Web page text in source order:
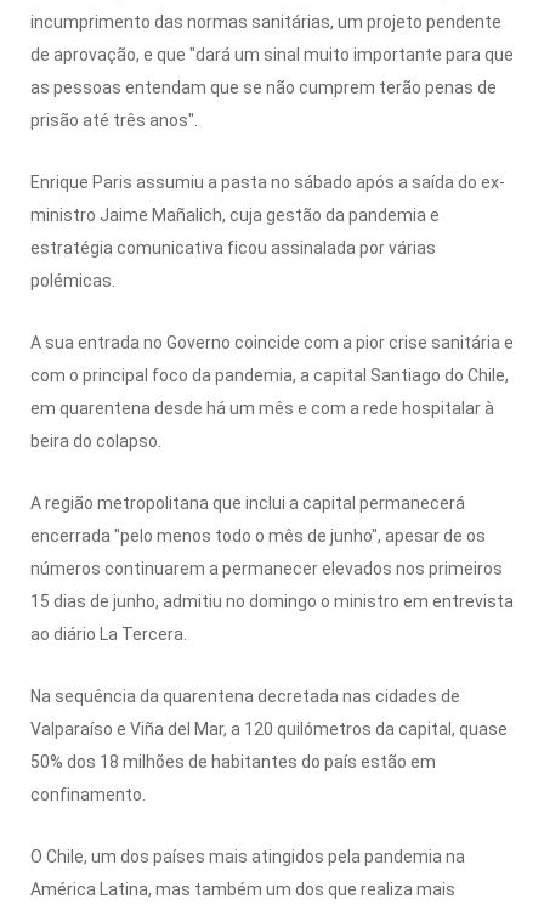
incumprimento das normas sanitárias, um projeto pendente
de aprovação, e que "dará um sinal muito importante para que
as pessoas entendam que se não cumprem terão penas de
prisão até três anos".
Enrique Paris assumiu a pasta no sábado após a saída do ex-
ministro Jaime Mañalich, cuja gestão da pandemia e
estratégia comunicativa ficou assinalada por várias
polémicas.
A sua entrada no Governo coincide com a pior crise sanitária e
com o principal foco da pandemia, a capital Santiago do Chile,
em quarentena desde há um mês e com a rede hospitalar à
beira do colapso.
A região metropolitana que inclui a capital permanecerá
encerrada "pelo menos todo o mês de junho", apesar de os
números continuarem a permanecer elevados nos primeiros
15 dias de junho, admitiu no domingo o ministro em entrevista
ao diário La Tercera.
Na sequência da quarentena decretada nas cidades de
Valparaíso e Viña del Mar, a 120 quilómetros da capital, quase
50% dos 18 milhões de habitantes do país estão em
confinamento.
O Chile, um dos países mais atingidos pela pandemia na
América Latina, mas também um dos que realiza mais